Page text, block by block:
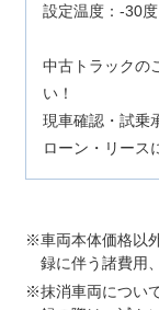
設定温度：-30度
中古トラックの
い！
現車確認・試乗
ローン・リース
車両本体価格以
録に伴う諸費用
抹消車両につい